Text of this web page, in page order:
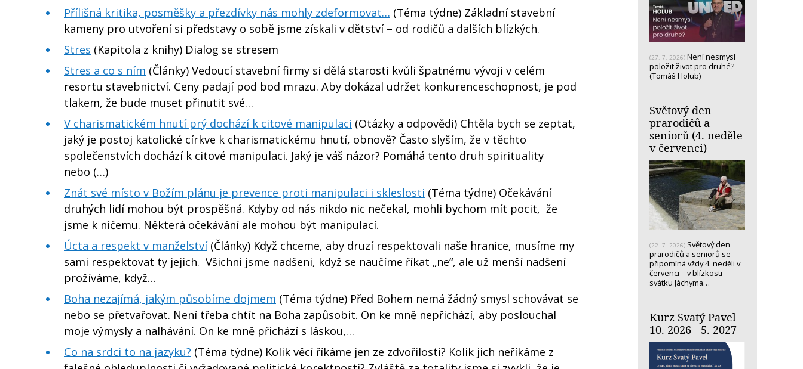
Přílišná kritika, posměšky a přezdívky nás mohly zdeformovat… (Téma týdne) Základní stavební
kameny pro utvoření si představy o sobě jsme získali v dětství – od rodičů a dalších blízkých.
Stres (Kapitola z knihy) Dialog se stresem
Stres a co s ním (Články) Vedoucí stavební firmy si dělá starosti kvůli špatnému vývoji v celém
resortu stavebnictví. Ceny padají pod bod mrazu. Aby dokázal udržet konkurenceschopnost, je pod
tlakem, že bude muset přinutit své…
V charismatickém hnutí prý dochází k citové manipulaci (Otázky a odpovědi) Chtěla bych se zeptat,
jaký je postoj katolické církve k charismatickému hnutí, obnově? Často slyším, že v těchto
společenstvích dochází k citové manipulaci. Jaký je váš názor? Pomáhá tento druh spirituality
nebo (…)
Znát své místo v Božím plánu je prevence proti manipulaci ​i skleslosti (Téma týdne) Očekávání
druhých lidí mohou být prospěšná. Kdyby od nás nikdo nic nečekal, mohli bychom mít pocit, že
jsme k ničemu. Některá očekávání ale mohou být manipulací.
Úcta a respekt v manželství(Články) Když chceme, aby druzí respektovali naše hranice, musíme my
sami respektovat ty jejich. Všichni jsme nadšeni, když se naučíme říkat „ne“, ale už menší nadšení
prožíváme, když…
Boha nezajímá, jakým působíme dojmem (Téma týdne) Před Bohem nemá žádný smysl schovávat se
nebo se přetvařovat. Není třeba chtít na Boha zapůsobit. On ke mně nepřichází, aby poslouchal
moje výmysly a nalhávání. On ke mně přichází s láskou,…
Co na srdci to na jazyku? (Téma týdne) Kolik věcí říkáme jen ze zdvořilosti? Kolik jich neříkáme z
(27. 7. 2026) Není nesmysl
položit život pro druhé?
(Tomáš Holub)
Světový den
prarodičů a
seniorů (4. neděle
v červenci)
(22. 7. 2026) Světový den
prarodičů a seniorů se
připomíná vždy 4. neděli v
červenci - v blízkosti
svátku Jáchyma…
Kurz Svatý Pavel
10. 2026 - 5. 2027